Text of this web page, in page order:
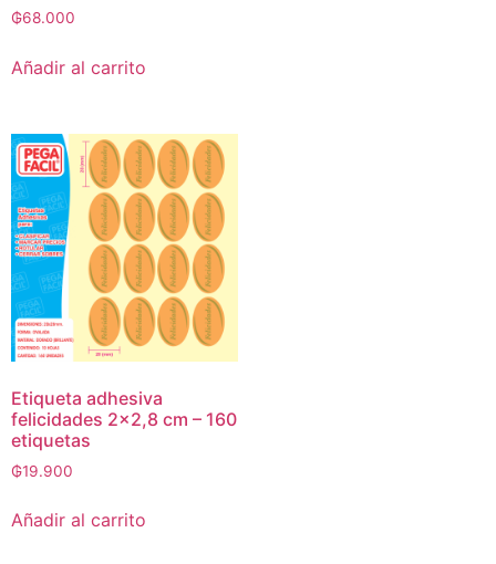
₲68.000
Añadir al carrito
Etiqueta adhesiva
felicidades 2×2,8 cm – 160
etiquetas
₲19.900
Añadir al carrito